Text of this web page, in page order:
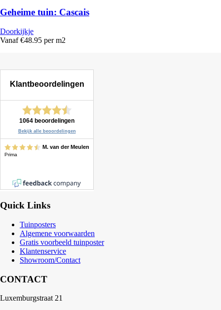
Geheime tuin: Cascais
Doorkijkje
Vanaf €48.95 per m2
Quick Links
Tuinposters
Algemene voorwaarden
Gratis voorbeeld tuinposter
Klantenservice
Showroom/Contact
CONTACT
Luxemburgstraat 21